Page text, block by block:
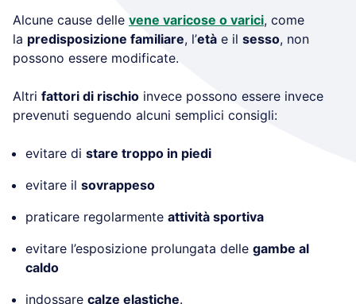
Alcune cause delle vene varicose o varici, come
la predisposizione familiare, l’età e il sesso, non
possono essere modificate.
Altri fattori di rischio invece possono essere invece
prevenuti seguendo alcuni semplici consigli:
evitare di stare troppo in piedi
evitare il sovrappeso
praticare regolarmente attività sportiva
evitare l’esposizione prolungata delle gambe al
caldo
indossare calze elastiche.